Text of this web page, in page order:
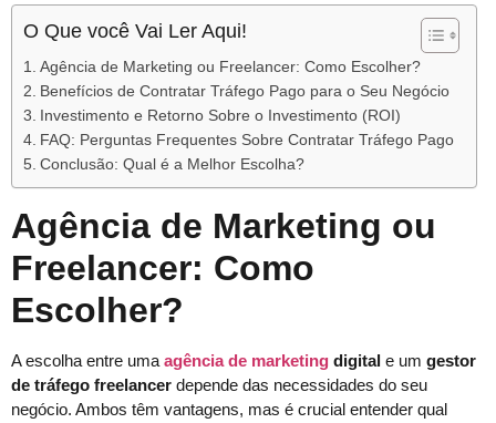
O Que você Vai Ler Aqui!
Agência de Marketing ou Freelancer: Como Escolher?
Benefícios de Contratar Tráfego Pago para o Seu Negócio
Investimento e Retorno Sobre o Investimento (ROI)
FAQ: Perguntas Frequentes Sobre Contratar Tráfego Pago
Conclusão: Qual é a Melhor Escolha?
Agência de Marketing ou
Freelancer: Como
Escolher?
A escolha entre uma agência de marketing digital e um gestor
de tráfego freelancer depende das necessidades do seu
negócio. Ambos têm vantagens, mas é crucial entender qual